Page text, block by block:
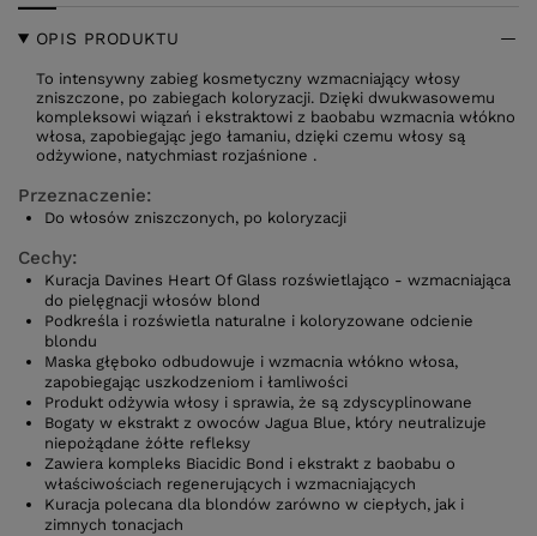
OPIS PRODUKTU
To intensywny zabieg kosmetyczny wzmacniający włosy
zniszczone, po zabiegach koloryzacji. Dzięki dwukwasowemu
kompleksowi wiązań i ekstraktowi z baobabu wzmacnia włókno
włosa, zapobiegając jego łamaniu, dzięki czemu włosy są
odżywione, natychmiast rozjaśnione .
Przeznaczenie:
Do włosów zniszczonych, po koloryzacji
Cechy:
Kuracja Davines Heart Of Glass rozświetlająco - wzmacniająca
do pielęgnacji włosów blond
Podkreśla i rozświetla naturalne i koloryzowane odcienie
blondu
Maska głęboko odbudowuje i wzmacnia włókno włosa,
zapobiegając uszkodzeniom i łamliwości
Produkt odżywia włosy i sprawia, że są zdyscyplinowane
Bogaty w ekstrakt z owoców Jagua Blue, który neutralizuje
niepożądane żółte refleksy
Zawiera kompleks Biacidic Bond i ekstrakt z baobabu o
właściwościach regenerujących i wzmacniających
Kuracja polecana dla blondów zarówno w ciepłych, jak i
zimnych tonacjach